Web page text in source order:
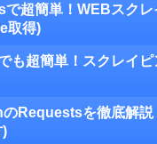
超簡単！WEBスクレ
取得)
も超簡単！スクレイ
Requestsを徹底解説
)